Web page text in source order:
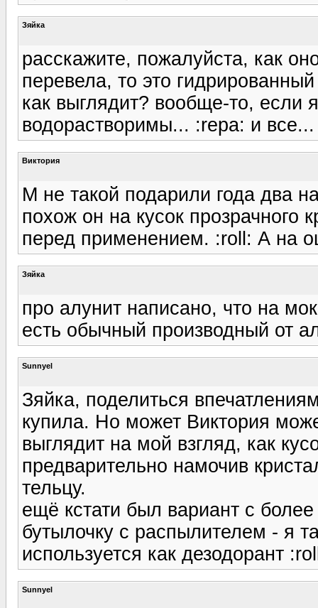
Зяйка
расскажите, пожалуйста, как
перевела, то это
как выглядит? вообще-то,
водорастворимы... :repa: и
Виктория
М не такой подарили года два
похож он на кусок прозрачного
перед применением. :roll: А на
Зяйка
про алунит написано, что на
есть обычный производный от
Sunnyel
Зяйка, поделиться
купила. Но может Виктория
выглядит на мой взгляд, как
предварительно намочив
тельцу.
ещё кстати был вариант с
бутылочку с распылителем - я
используется как дезодорант
Sunnyel